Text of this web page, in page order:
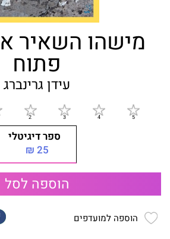
מישהו השאיר
פתוח
עידן גרינברג
ספר דיגיטלי
25 ₪
הוספה לסל
הוספה למועדפים